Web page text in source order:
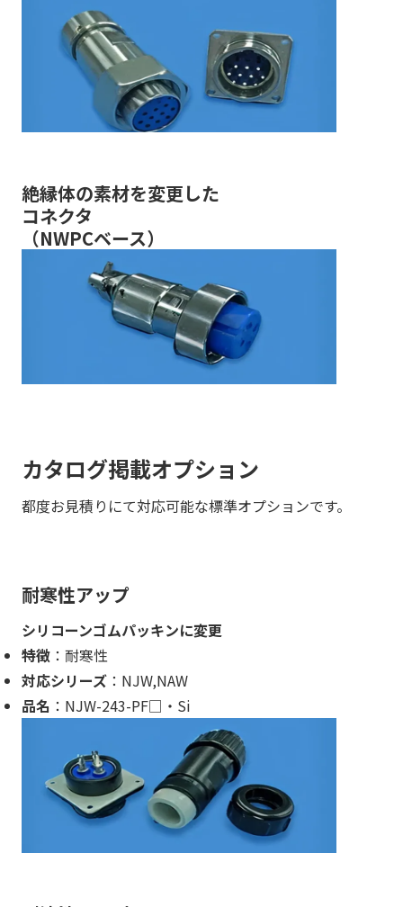
絶縁体の素材を変更した
コネクタ
（NWPCベース）
カタログ掲載オプション
都度お見積りにて対応可能な標準オプションです。
耐寒性アップ
シリコーンゴムパッキンに変更
特徴 ：耐寒性
対応シリーズ ：NJW,NAW
品名 ：NJW-243-PF□・Si